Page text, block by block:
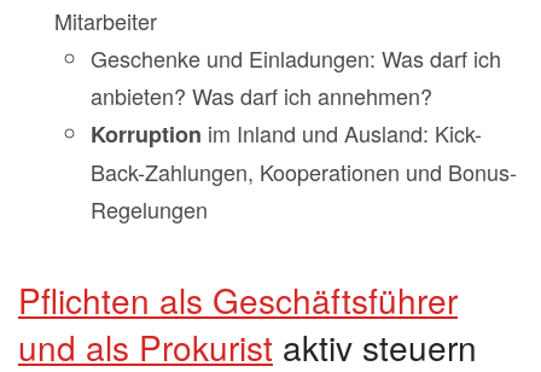
Mitarbeiter
Geschenke und Einladungen: Was darf ich
anbieten? Was darf ich annehmen?
Korruption im Inland und Ausland: Kick-
Back-Zahlungen, Kooperationen und Bonus-
Regelungen
Pflichten als Geschäftsführer
und als Prokurist aktiv steuern